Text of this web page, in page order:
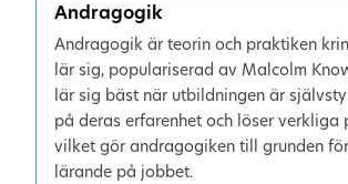
Andragogik
Andragogik är teorin och praktiken
lär sig, populariserad av Malcolm
lär sig bäst när utbildningen är
på deras erfarenhet och löser verkliga
vilket gör andragogiken till grunden
lärande på jobbet.